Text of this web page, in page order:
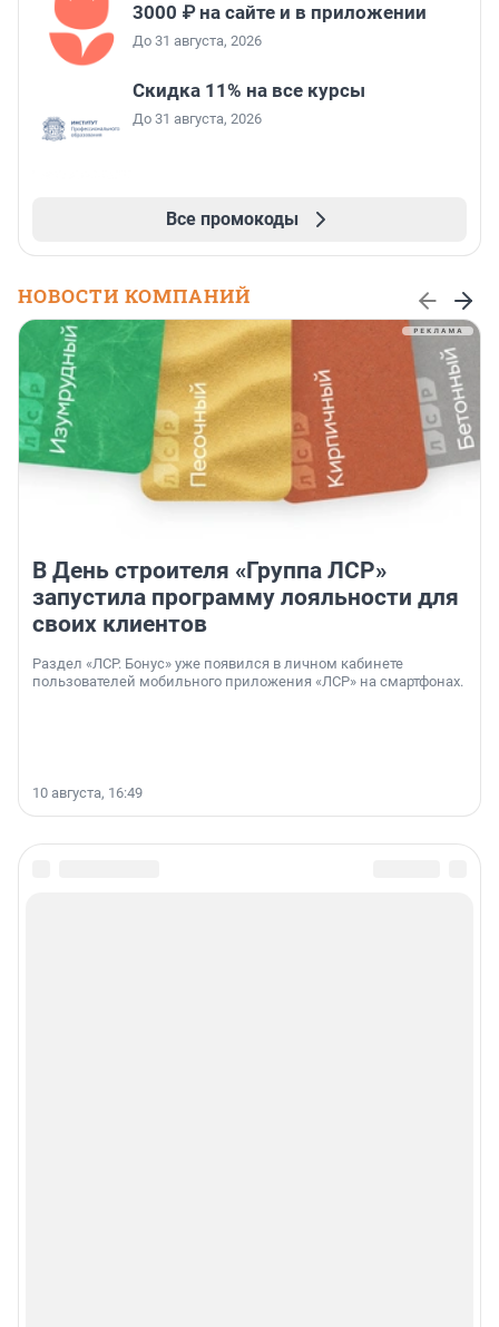
3000 ₽ на сайте и в приложении
До 31 августа, 2026
Скидка 11% на все курсы
До 31 августа, 2026
Все промокоды
НОВОСТИ КОМПАНИЙ
В День строителя «Группа ЛСР»
запустила программу лояльности для
своих клиентов
Раздел «ЛСР. Бонус» уже появился в личном кабинете
пользователей мобильного приложения «ЛСР» на смартфонах.
10 августа, 16:49